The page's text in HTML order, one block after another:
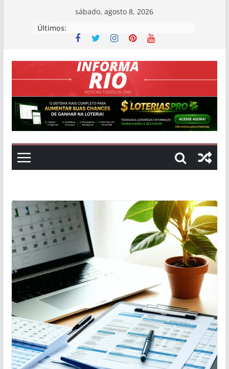
sábado, agosto 8, 2026
Últimos: